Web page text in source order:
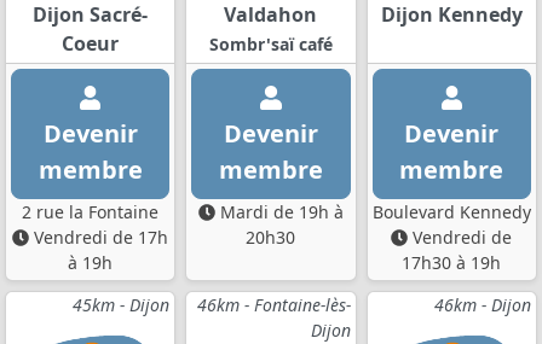
Dijon Sacré-
Coeur
Devenir
membre
2 rue la Fontaine
Vendredi de 17h
à 19h
Valdahon
Sombr'saï café
Devenir
membre
Mardi de 19h à
20h30
Dijon Kennedy
Devenir
membre
Boulevard Kennedy
Vendredi de
17h30 à 19h
45km - Dijon
46km - Fontaine-lès-
Dijon
46km - Dijon